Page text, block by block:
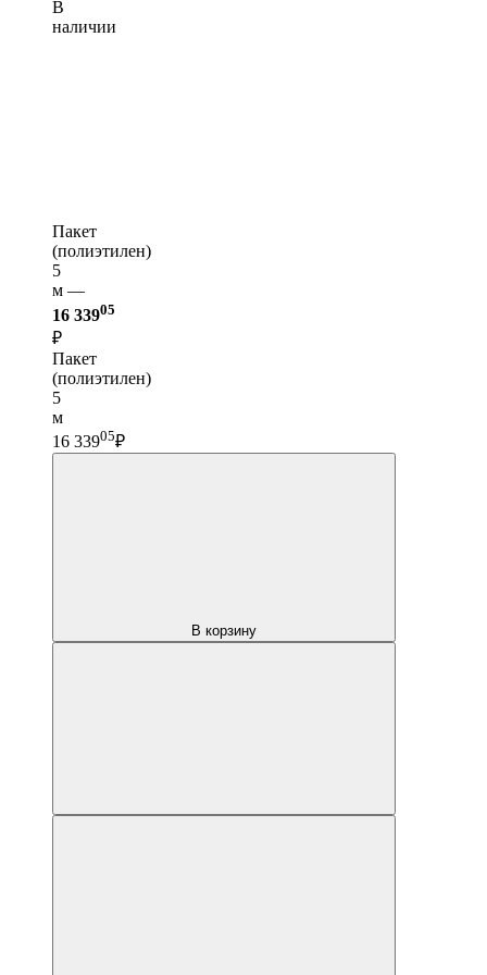
В
наличии
Пакет
(полиэтилен)
5
м —
16 33905
₽
Пакет
(полиэтилен)
5
м
16 33905₽
В корзину